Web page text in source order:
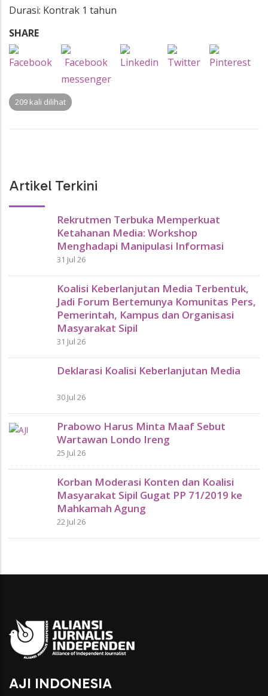
Durasi: Kontrak 1 tahun
SHARE
209 kali dilihat
Artikel Terkini
Rekrutmen Terbuka Memperkuat
Ketahanan Media: Workshop
Menghadapi Manipulasi Informasi
31 Jul 26
Koalisi Keberlanjutan Media Terbentuk,
Jadi Forum Bertemunya Komunitas Pers,
Pemerintah, Kampus dan Organisasi
Masyarakat Sipil
31 Jul 26
Deklarasi Koalisi Keberlanjutan Media
30 Jul 26
Prabowo Harus Minta Maaf Sebut
Wartawan Londo Ireng
25 Jul 26
Korban Moderasi Konten dan Koalisi
Masyarakat Sipil Gugat PP 71/2019 ke
Mahkamah Agung
22 Jul 26
AJI INDONESIA